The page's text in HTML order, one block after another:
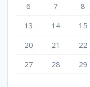
6
7 8
13
14 15
20
21 22
27
28 29